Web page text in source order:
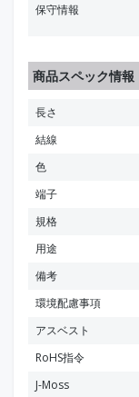
保守情報
商品スペック情報
長さ
結線
色
端子
規格
用途
備考
環境配慮事項
アスベスト
RoHS指令
J-Moss